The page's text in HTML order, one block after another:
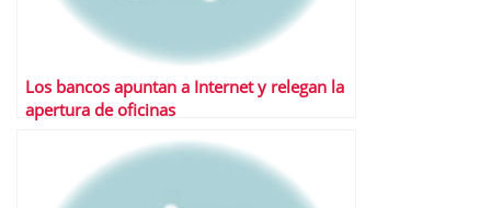
Los bancos apuntan a Internet y relegan la
apertura de oficinas